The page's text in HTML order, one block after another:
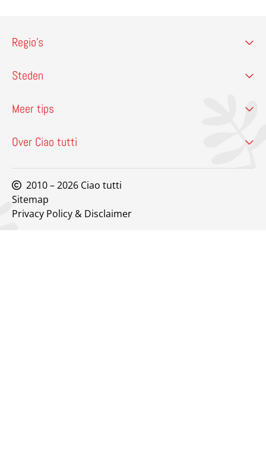
Regio’s
Steden
Meer tips
Over Ciao tutti
2010 – 2026 Ciao tutti
Sitemap
Privacy Policy & Disclaimer